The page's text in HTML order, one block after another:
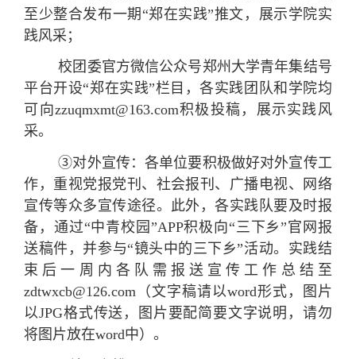
至少整合发布一期“郑在实践”推文，展示学院实
践风采；
校团委官方微信公众号郑州大学青年集结号
平台开设“郑在实践”栏目，各实践团队和学院均
可向zzuqmxmt@163.com积极投稿，展示实践风
采。
③对外宣传：各单位要积极做好对外宣传工
作，重视党报党刊、社会报刊、广播电视、网络
宣传等众多宣传途径。此外，各实践队要及时报
备，通过“中青校园”APP积极向“三下乡”官网报
送稿件，并参与“镜头中的三下乡”活动。实践结
束后一周内各队需报送宣传工作总结至
zdtwxcb@126.com（文字稿请以word形式，图片
以JPG格式传送，图片要配简要文字说明，请勿
将图片放在word中）。